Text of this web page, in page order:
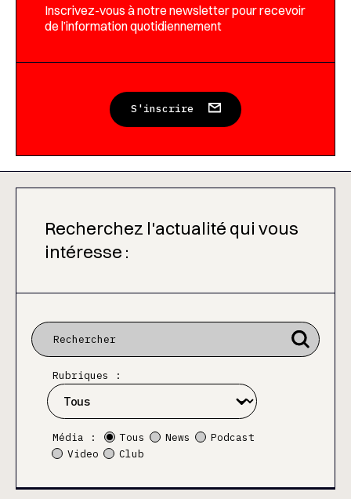
Inscrivez-vous à notre newsletter pour recevoir
de l’information quotidiennement
S'inscrire
Recherchez l'actualité qui vous
intéresse :
Rubriques :
Média : Tous News
Podcast
Video
Club